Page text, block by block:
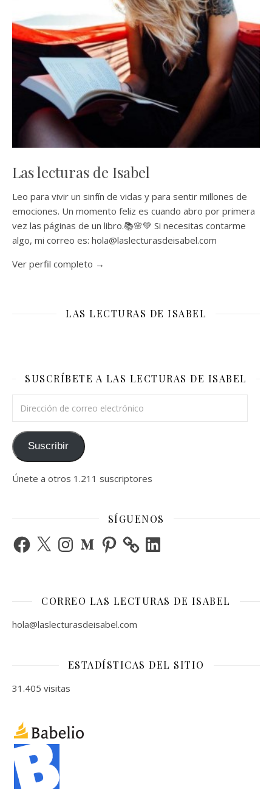
Las lecturas de Isabel
Leo para vivir un sinfín de vidas y para sentir millones de
emociones. Un momento feliz es cuando abro por primera
vez las páginas de un libro.📚🌸💚 Si necesitas contarme
algo, mi correo es: hola@laslecturasdeisabel.com
Ver perfil completo →
LAS LECTURAS DE ISABEL
SUSCRÍBETE A LAS LECTURAS DE ISABEL
Suscribir
Únete a otros 1.211 suscriptores
SÍGUENOS
Facebook
X InstagramMediumPinterest LinkedIn
CORREO LAS LECTURAS DE ISABEL
hola@laslecturasdeisabel.com
ESTADÍSTICAS DEL SITIO
31.405 visitas